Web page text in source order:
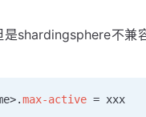
是shardingsphere不兼
max-active = xxx